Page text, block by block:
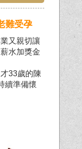
難受孕
又親切讓
水加獎金
33歲的陳
續準備懷